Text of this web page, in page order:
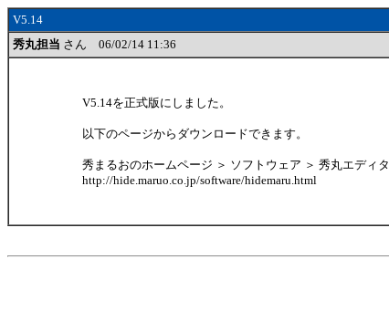
V5.14
秀丸担当 さん 06/02/14 11:36
V5.14を正式版にしました。
以下のページからダウンロードできます。
秀まるおのホームページ ＞ ソフトウェア ＞ 秀丸エディタ
http://hide.maruo.co.jp/software/hidemaru.html